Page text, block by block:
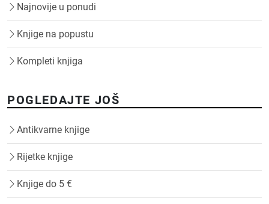
Najnovije u ponudi
Knjige na popustu
Kompleti knjiga
POGLEDAJTE JOŠ
Antikvarne knjige
Rijetke knjige
Knjige do 5 €